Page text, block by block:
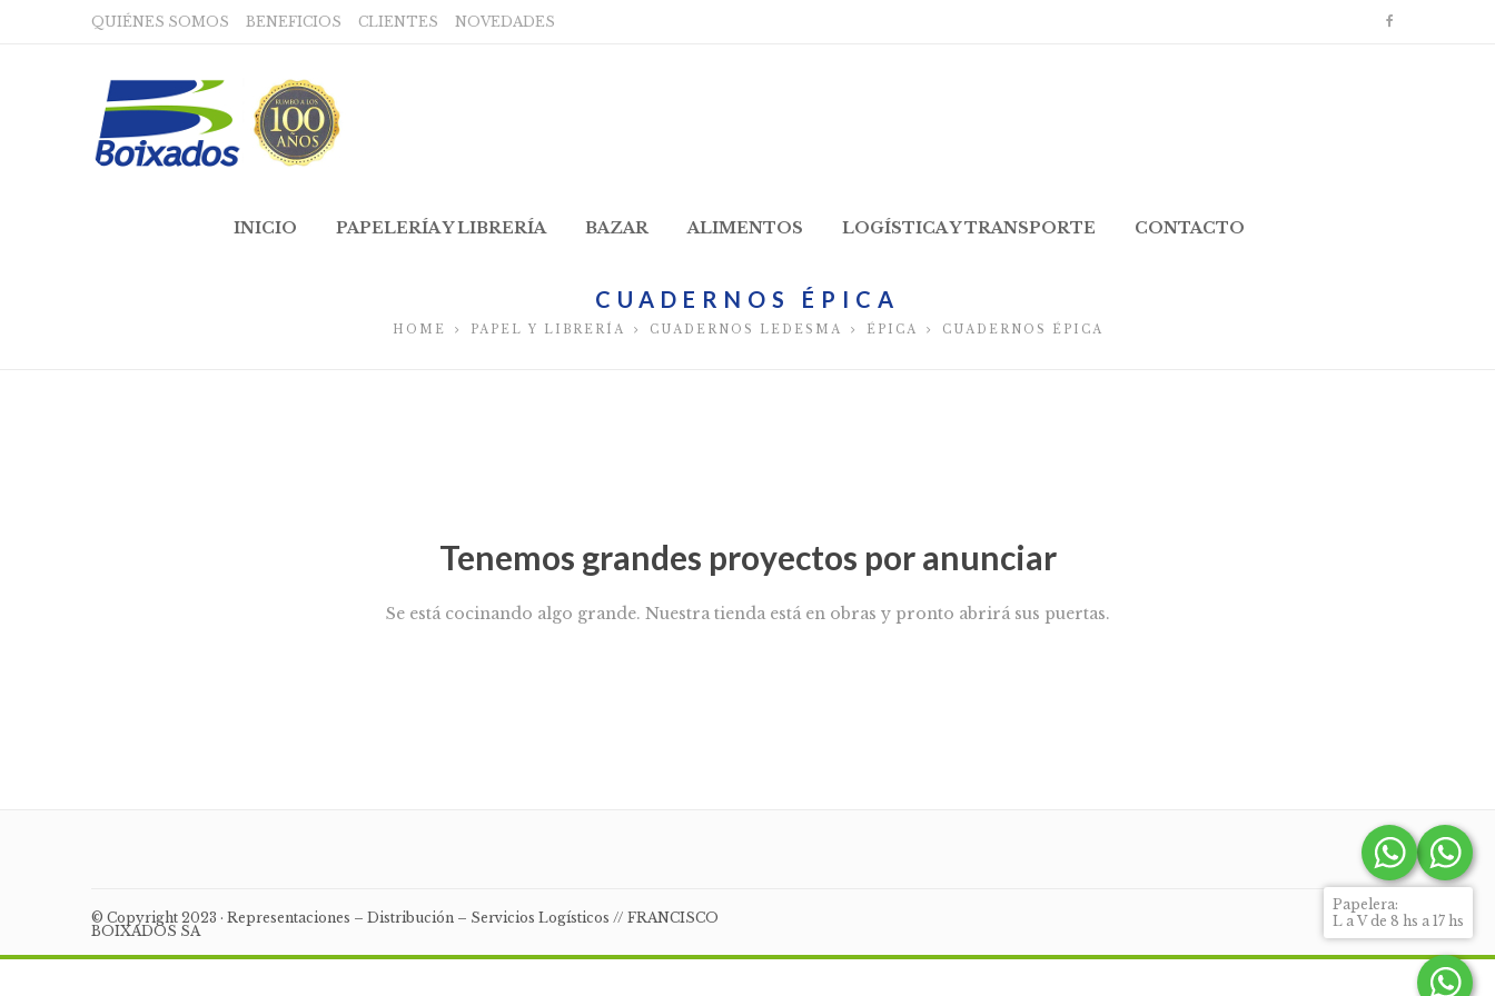
QUIÉNES SOMOS BENEFICIOS CLIENTES NOVEDADES
INICIO PAPELERÍA Y LIBRERÍA BAZAR ALIMENTOS LOGÍSTICA Y TRANSPORTE CONTACTO
CUADERNOS ÉPICA
HOME PAPEL Y LIBRERÍA CUADERNOS LEDESMA ÉPICA CUADERNOS ÉPICA
Tenemos grandes proyectos por anunciar
Se está cocinando algo grande. Nuestra tienda está en obras y pronto abrirá sus puertas.
© Copyright 2023 · Representaciones – Distribución – Servicios Logísticos // FRANCISCO
BOIXADOS SA
Papelera:
L a V de 8 hs a 17 hs